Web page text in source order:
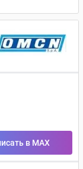
в MAX